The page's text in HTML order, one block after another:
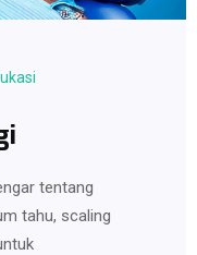
tentang
tahu, scaling